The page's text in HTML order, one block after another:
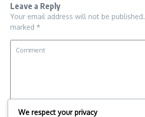
Leave a Reply
Your email address will not be published.
marked *
We respect your privacy